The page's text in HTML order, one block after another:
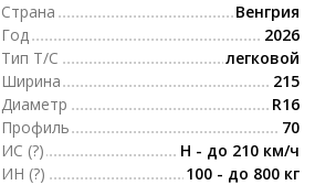
Страна
Венгрия
Год
2026
Тип Т/С
легковой
Ширина
215
Диаметр
R16
Профиль
70
ИС (?)
H - до 210 км/ч
ИН (?) 100 - до 800 кг